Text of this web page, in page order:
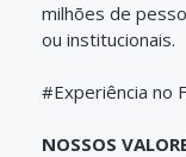
milhões de
ou institucionais.
#Experiência no
NOSSOS